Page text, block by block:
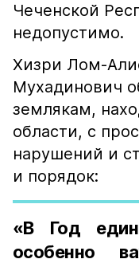
Чеченской
недопустимо.
Хизри Лом-
Мухадинович
землякам,
области, с
нарушений и
и порядок:
«В Год
особенно